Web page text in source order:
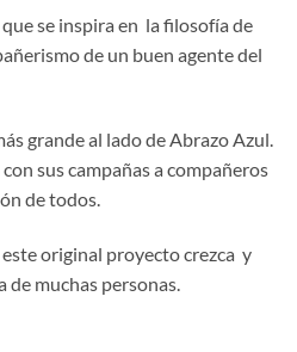
se inspira en la filosofía de
de un buen agente del
grande al lado de Abrazo Azul.
sus campañas a compañeros
de todos.
original proyecto crezca y
muchas personas.